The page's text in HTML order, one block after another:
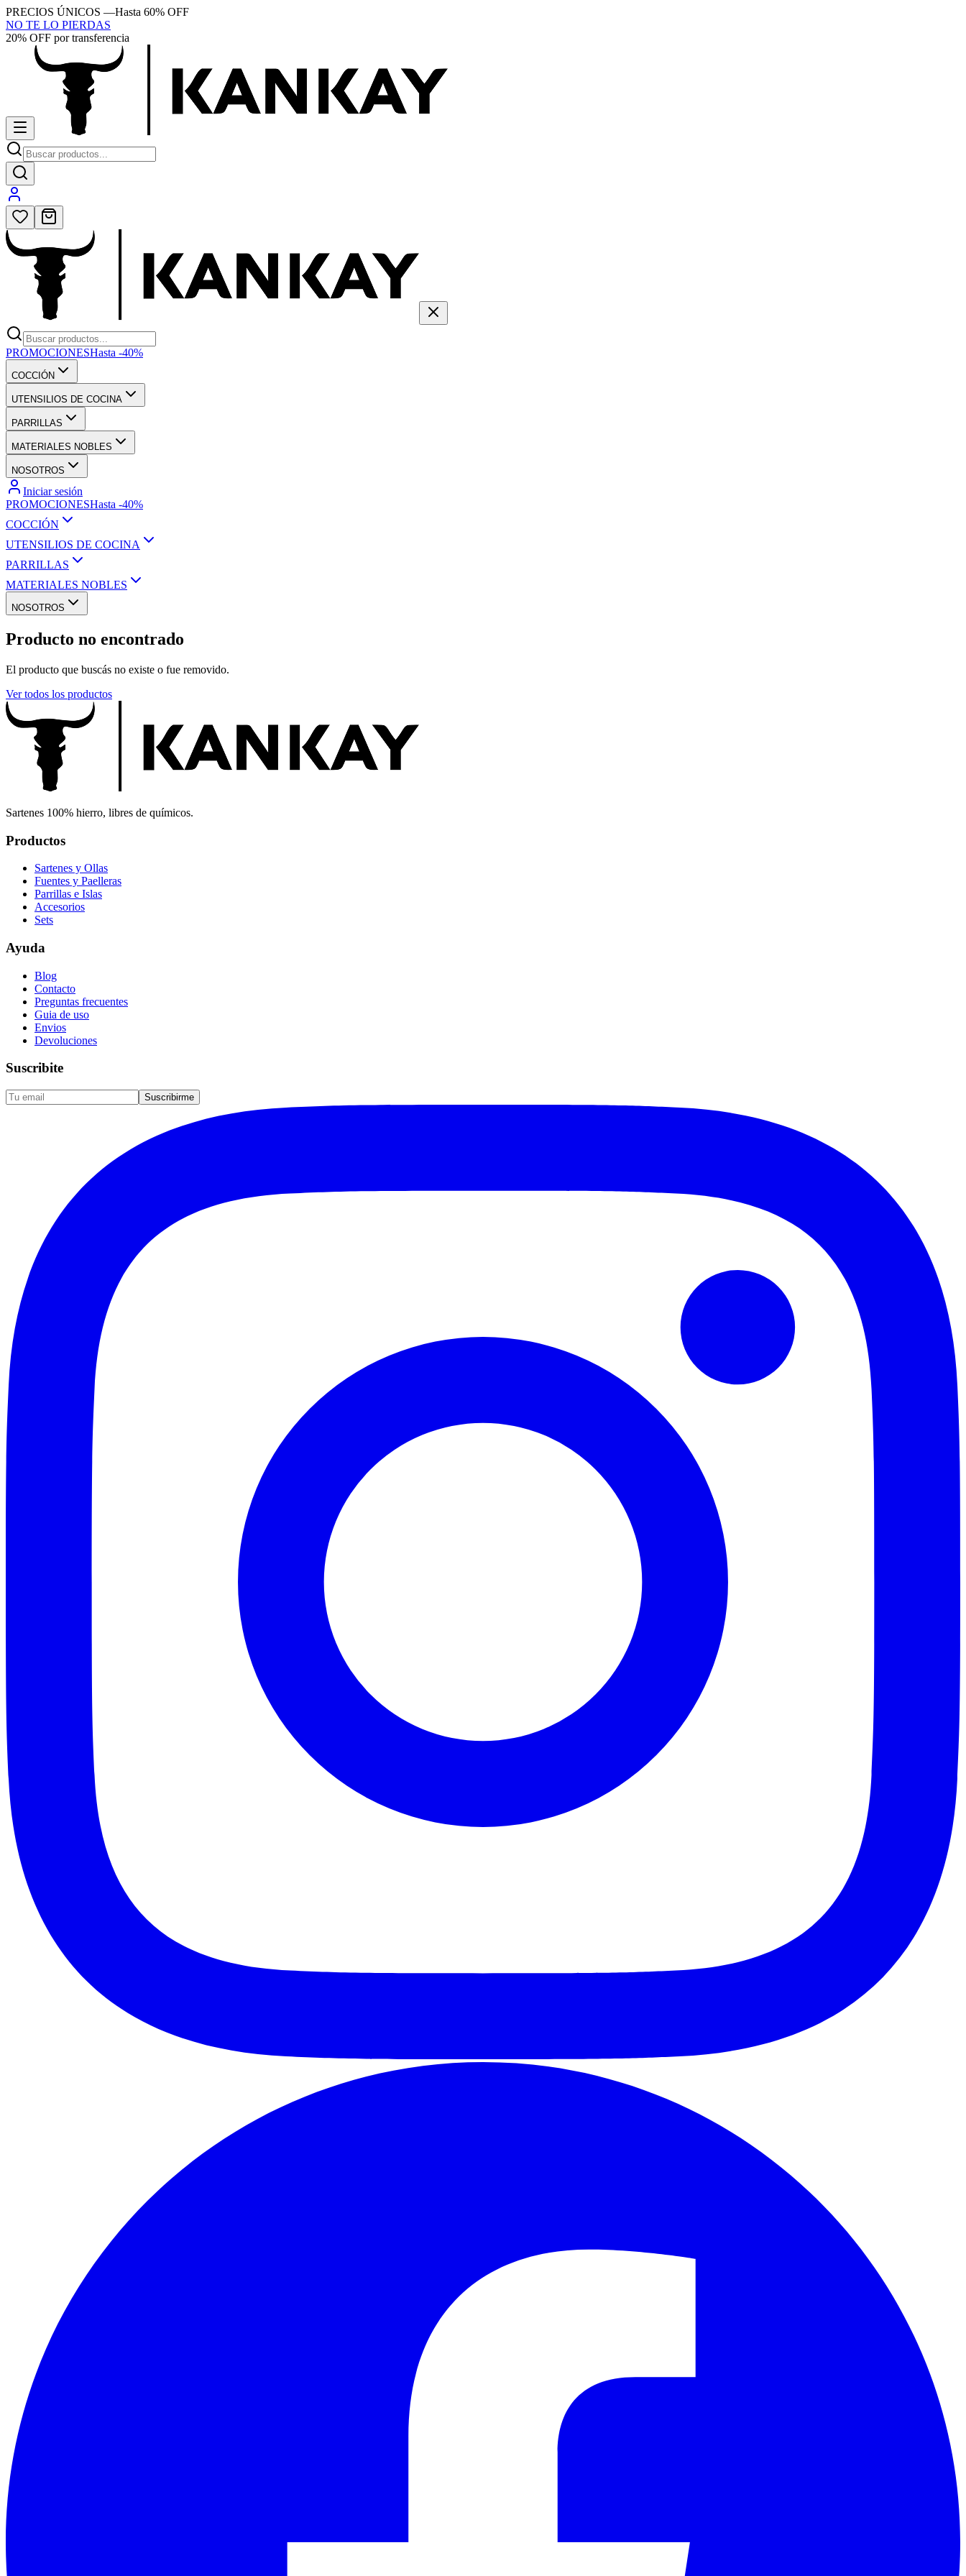
PRECIOS ÚNICOS —Hasta 60% OFF
NO TE LO PIERDAS
20% OFF por transferencia
PROMOCIONESHasta -40%
COCCIÓN
UTENSILIOS DE COCINA
PARRILLAS
MATERIALES NOBLES
NOSOTROS
Iniciar sesión
PROMOCIONESHasta -40%
COCCIÓN
UTENSILIOS DE COCINA
PARRILLAS
MATERIALES NOBLES
NOSOTROS
Producto no encontrado
El producto que buscás no existe o fue removido.
Ver todos los productos
Sartenes 100% hierro, libres de químicos.
Productos
Sartenes y Ollas
Fuentes y Paelleras
Parrillas e Islas
Accesorios
Sets
Ayuda
Blog
Contacto
Preguntas frecuentes
Guia de uso
Envios
Devoluciones
Suscribite
Suscribirme